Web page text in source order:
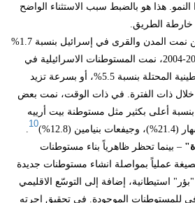
النمو. هذا هو بالضبط سبب الاستثناء الواضح
خارطة الطريق.
مثال: في حين نمت المدن والقرى في إسرائيل بنسبة 1.7%
في عامي 2003-2004، نمت المستوطنات الاسرائيلية في
الأرض الفلسطينية المحتلة بنسبة 5.5%، أو بسرعة تزيد
خلال ذات الفترة. في ذات الوقت، نمت بعض
أعلى بكثير مثل مستوطنة بيت أرييه
10
– بينما تحظر ظاهرياً بناء مستوطنات
عملياً بمواصلة انشاء مستوطنات جديدة
استيطانية، إضافة إلى التوسّع الاقليمي
للمستوطنات الموجودة. في تحقيق اجرته